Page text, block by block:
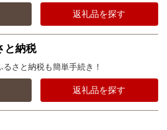
返礼品を探す
と納税
さと納税も簡単手続き！
返礼品を探す